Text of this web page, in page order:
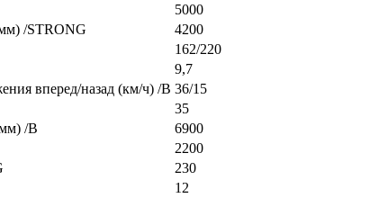
5000
/STRONG
4200
162/220
9,7
вперед/назад (км/ч) /B 36/15
35
/B
6900
2200
230
12